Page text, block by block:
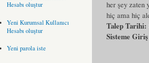
Hesabı oluştur
Yeni Kurumsal Kullanıcı
Hesabı oluştur
Yeni parola iste
her şey zaten
hiç ama hiç
Talep Tarihi:
Sisteme